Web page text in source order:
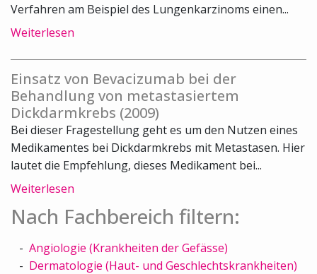
Verfahren am Beispiel des Lungenkarzinoms einen...
Weiterlesen
Einsatz von Bevacizumab bei der
Behandlung von metastasiertem
Dickdarmkrebs (2009)
Bei dieser Fragestellung geht es um den Nutzen eines
Medikamentes bei Dickdarmkrebs mit Metastasen. Hier
lautet die Empfehlung, dieses Medikament bei...
Weiterlesen
Nach Fachbereich filtern:
Angiologie (Krankheiten der Gefässe)
Dermatologie (Haut- und Geschlechtskrankheiten)